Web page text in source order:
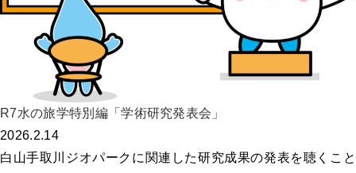
R7水の旅学特別編「学術研究発表会」
2026.2.14
白山手取川ジオパークに関連した研究成果の発表を聴くこと